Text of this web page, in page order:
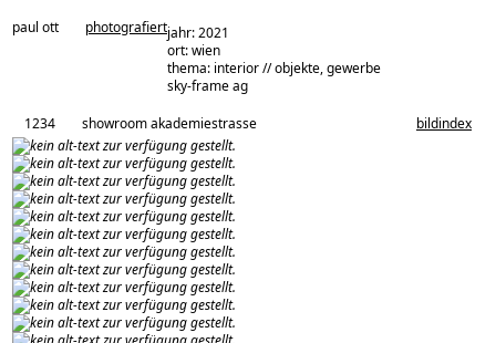
paul ott photografiertjahr: 2021
ort: wien
thema: interior // objekte, gewerbe
architekturbüro:
sky-frame ag
1234 showroom akademiestrasse bildindex